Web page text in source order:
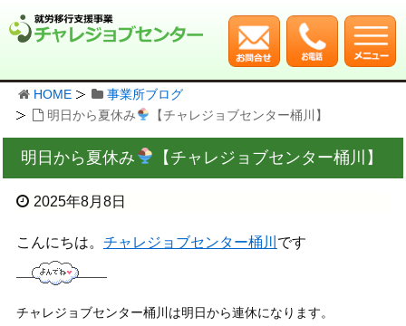
HOME
事業所ブログ
明日から夏休み
【チャレジョブセンター桶川】
明日から夏休み 【チャレジョブセンター桶川】
2025年8月8日
こんにちは。 チャレジョブセンター桶川 です
チャレジョブセンター桶川は明日から連休になります。